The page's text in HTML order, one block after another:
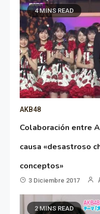
4 MINS READ
AKB48
Colaboración entre
causa «desastroso
conceptos»
3 Diciembre 2017
2 MINS READ